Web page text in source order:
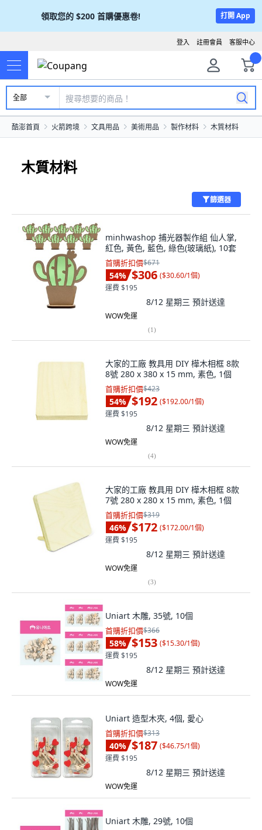
領取您的 $200 首購優惠卷! 打開 App
客服中心
註冊會員
登入
全部
酷澎首頁 火箭跨境 文具用品 美術用品 製作材料 木質材料
木質材料
篩選器
minhwashop 捕光器製作組 仙人掌,
紅色, 黃色, 藍色, 綠色(玻璃紙), 10套
首購折扣價$671
54% $306 ($30.60/1個)
運費 $195
8/12 星期三 預計送達
WOW免運
(1)
大家的工廠 教具用 DIY 樺木相框 8款
8號 280 x 380 x 15 mm, 素色, 1個
首購折扣價$423
54% $192 ($192.00/1個)
運費 $195
8/12 星期三 預計送達
WOW免運
(4)
大家的工廠 教具用 DIY 樺木相框 8款
7號 280 x 280 x 15 mm, 素色, 1個
首購折扣價$319
46% $172 ($172.00/1個)
運費 $195
8/12 星期三 預計送達
WOW免運
(3)
Uniart 木雕, 35號, 10個
首購折扣價$366
58% $153 ($15.30/1個)
運費 $195
8/12 星期三 預計送達
WOW免運
Uniart 造型木夾, 4個, 愛心
首購折扣價$313
40% $187 ($46.75/1個)
運費 $195
8/12 星期三 預計送達
WOW免運
Uniart 木雕, 29號, 10個